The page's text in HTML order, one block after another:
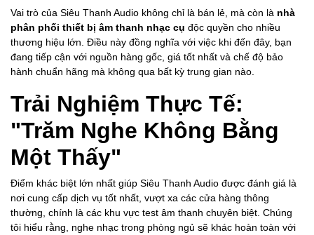
Vai trò của Siêu Thanh Audio không chỉ là bán lẻ, mà còn là nhà
phân phối thiết bị âm thanh nhạc cụ độc quyền cho nhiều
thương hiệu lớn. Điều này đồng nghĩa với việc khi đến đây, bạn
đang tiếp cận với nguồn hàng gốc, giá tốt nhất và chế độ bảo
hành chuẩn hãng mà không qua bất kỳ trung gian nào.
Trải Nghiệm Thực Tế:
"Trăm Nghe Không Bằng
Một Thấy"
Điểm khác biệt lớn nhất giúp Siêu Thanh Audio được đánh giá là
nơi cung cấp dịch vụ tốt nhất, vượt xa các cửa hàng thông
thường, chính là các khu vực test âm thanh chuyên biệt. Chúng
tôi hiểu rằng, nghe nhạc trong phòng ngủ sẽ khác hoàn toàn với